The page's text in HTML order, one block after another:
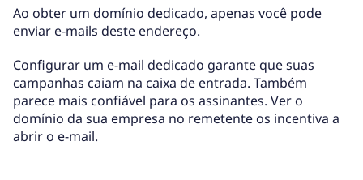
Ao obter um domínio dedicado, apenas você pode
enviar e-mails deste endereço.
Configurar um e-mail dedicado garante que suas
campanhas caiam na caixa de entrada. Também
parece mais confiável para os assinantes. Ver o
domínio da sua empresa no remetente os incentiva a
abrir o e-mail.